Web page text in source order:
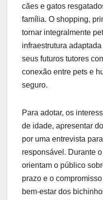
cães e gatos
família. O shopping,
tornar integralmente
infraestrutura
seus futuros tutores
conexão entre pets e
seguro.
Para adotar, os
de idade, apresentar
por uma entrevista
responsável. Durante
orientam o público
prazo e o
bem-estar dos